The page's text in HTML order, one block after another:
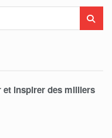
inspirer des milliers